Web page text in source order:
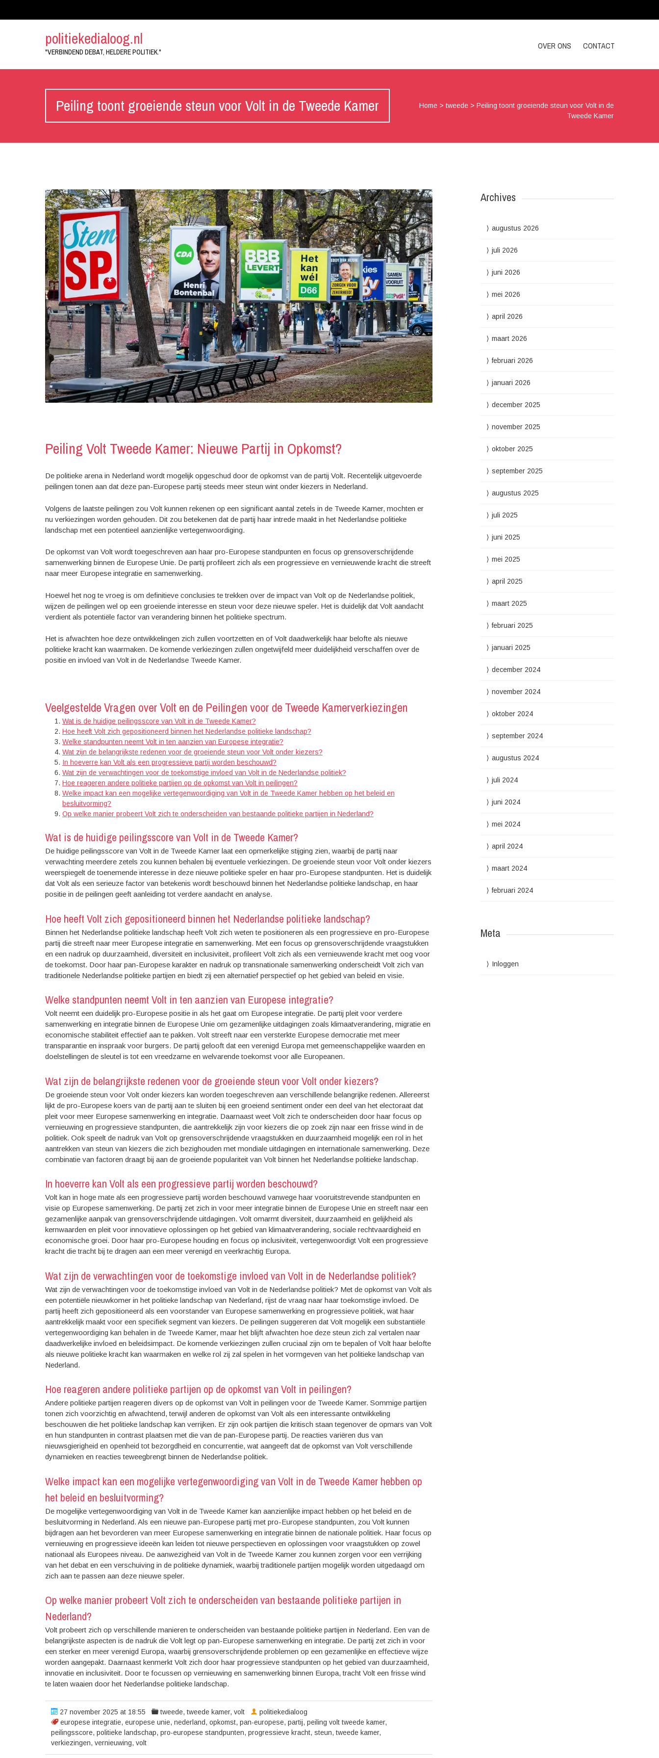
politiekedialoog.nl
"VERBINDEND DEBAT, HELDERE POLITIEK."
OVER ONS CONTACT
Peiling toont groeiende steun voor Volt in de Tweede Kamer Home >tweede >Peiling toont groeiende steun voor Volt in de
Tweede Kamer
Peiling Volt Tweede Kamer: Nieuwe Partij in Opkomst?
De politieke arena in Nederland wordt mogelijk opgeschud door de opkomst van de partij Volt. Recentelijk uitgevoerde
peilingen tonen aan dat deze pan-Europese partij steeds meer steun wint onder kiezers in Nederland.
Volgens de laatste peilingen zou Volt kunnen rekenen op een significant aantal zetels in de Tweede Kamer, mochten er
nu verkiezingen worden gehouden. Dit zou betekenen dat de partij haar intrede maakt in het Nederlandse politieke
landschap met een potentieel aanzienlijke vertegenwoordiging.
De opkomst van Volt wordt toegeschreven aan haar pro-Europese standpunten en focus op grensoverschrijdende
samenwerking binnen de Europese Unie. De partij profileert zich als een progressieve en vernieuwende kracht die streeft
naar meer Europese integratie en samenwerking.
Hoewel het nog te vroeg is om definitieve conclusies te trekken over de impact van Volt op de Nederlandse politiek,
wijzen de peilingen wel op een groeiende interesse en steun voor deze nieuwe speler. Het is duidelijk dat Volt aandacht
verdient als potentiële factor van verandering binnen het politieke spectrum.
Het is afwachten hoe deze ontwikkelingen zich zullen voortzetten en of Volt daadwerkelijk haar belofte als nieuwe
politieke kracht kan waarmaken. De komende verkiezingen zullen ongetwijfeld meer duidelijkheid verschaffen over de
positie en invloed van Volt in de Nederlandse Tweede Kamer.
Veelgestelde Vragen over Volt en de Peilingen voor de Tweede Kamerverkiezingen
Wat is de huidige peilingsscore van Volt in de Tweede Kamer?
Hoe heeft Volt zich gepositioneerd binnen het Nederlandse politieke landschap?
Welke standpunten neemt Volt in ten aanzien van Europese integratie?
Wat zijn de belangrijkste redenen voor de groeiende steun voor Volt onder kiezers?
In hoeverre kan Volt als een progressieve partij worden beschouwd?
Wat zijn de verwachtingen voor de toekomstige invloed van Volt in de Nederlandse politiek?
Hoe reageren andere politieke partijen op de opkomst van Volt in peilingen?
Welke impact kan een mogelijke vertegenwoordiging van Volt in de Tweede Kamer hebben op het beleid en
besluitvorming?
Op welke manier probeert Volt zich te onderscheiden van bestaande politieke partijen in Nederland?
Wat is de huidige peilingsscore van Volt in de Tweede Kamer?
De huidige peilingsscore van Volt in de Tweede Kamer laat een opmerkelijke stijging zien, waarbij de partij naar
verwachting meerdere zetels zou kunnen behalen bij eventuele verkiezingen. De groeiende steun voor Volt onder kiezers
weerspiegelt de toenemende interesse in deze nieuwe politieke speler en haar pro-Europese standpunten. Het is duidelijk
dat Volt als een serieuze factor van betekenis wordt beschouwd binnen het Nederlandse politieke landschap, en haar
positie in de peilingen geeft aanleiding tot verdere aandacht en analyse.
Hoe heeft Volt zich gepositioneerd binnen het Nederlandse politieke landschap?
Binnen het Nederlandse politieke landschap heeft Volt zich weten te positioneren als een progressieve en pro-Europese
partij die streeft naar meer Europese integratie en samenwerking. Met een focus op grensoverschrijdende vraagstukken
en een nadruk op duurzaamheid, diversiteit en inclusiviteit, profileert Volt zich als een vernieuwende kracht met oog voor
de toekomst. Door haar pan-Europese karakter en nadruk op transnationale samenwerking onderscheidt Volt zich van
traditionele Nederlandse politieke partijen en biedt zij een alternatief perspectief op het gebied van beleid en visie.
Welke standpunten neemt Volt in ten aanzien van Europese integratie?
Volt neemt een duidelijk pro-Europese positie in als het gaat om Europese integratie. De partij pleit voor verdere
samenwerking en integratie binnen de Europese Unie om gezamenlijke uitdagingen zoals klimaatverandering, migratie en
economische stabiliteit effectief aan te pakken. Volt streeft naar een versterkte Europese democratie met meer
transparantie en inspraak voor burgers. De partij gelooft dat een verenigd Europa met gemeenschappelijke waarden en
doelstellingen de sleutel is tot een vreedzame en welvarende toekomst voor alle Europeanen.
Wat zijn de belangrijkste redenen voor de groeiende steun voor Volt onder kiezers?
De groeiende steun voor Volt onder kiezers kan worden toegeschreven aan verschillende belangrijke redenen. Allereerst
lijkt de pro-Europese koers van de partij aan te sluiten bij een groeiend sentiment onder een deel van het electoraat dat
pleit voor meer Europese samenwerking en integratie. Daarnaast weet Volt zich te onderscheiden door haar focus op
vernieuwing en progressieve standpunten, die aantrekkelijk zijn voor kiezers die op zoek zijn naar een frisse wind in de
politiek. Ook speelt de nadruk van Volt op grensoverschrijdende vraagstukken en duurzaamheid mogelijk een rol in het
aantrekken van steun van kiezers die zich bezighouden met mondiale uitdagingen en internationale samenwerking. Deze
combinatie van factoren draagt bij aan de groeiende populariteit van Volt binnen het Nederlandse politieke landschap.
In hoeverre kan Volt als een progressieve partij worden beschouwd?
Volt kan in hoge mate als een progressieve partij worden beschouwd vanwege haar vooruitstrevende standpunten en
visie op Europese samenwerking. De partij zet zich in voor meer integratie binnen de Europese Unie en streeft naar een
gezamenlijke aanpak van grensoverschrijdende uitdagingen. Volt omarmt diversiteit, duurzaamheid en gelijkheid als
kernwaarden en pleit voor innovatieve oplossingen op het gebied van klimaatverandering, sociale rechtvaardigheid en
economische groei. Door haar pro-Europese houding en focus op inclusiviteit, vertegenwoordigt Volt een progressieve
kracht die tracht bij te dragen aan een meer verenigd en veerkrachtig Europa.
Wat zijn de verwachtingen voor de toekomstige invloed van Volt in de Nederlandse politiek?
Wat zijn de verwachtingen voor de toekomstige invloed van Volt in de Nederlandse politiek? Met de opkomst van Volt als
een potentiële nieuwkomer in het politieke landschap van Nederland, rijst de vraag naar haar toekomstige invloed. De
partij heeft zich gepositioneerd als een voorstander van Europese samenwerking en progressieve politiek, wat haar
aantrekkelijk maakt voor een specifiek segment van kiezers. De peilingen suggereren dat Volt mogelijk een substantiële
vertegenwoordiging kan behalen in de Tweede Kamer, maar het blijft afwachten hoe deze steun zich zal vertalen naar
daadwerkelijke invloed en beleidsimpact. De komende verkiezingen zullen cruciaal zijn om te bepalen of Volt haar belofte
als nieuwe politieke kracht kan waarmaken en welke rol zij zal spelen in het vormgeven van het politieke landschap van
Nederland.
Hoe reageren andere politieke partijen op de opkomst van Volt in peilingen?
Andere politieke partijen reageren divers op de opkomst van Volt in peilingen voor de Tweede Kamer. Sommige partijen
tonen zich voorzichtig en afwachtend, terwijl anderen de opkomst van Volt als een interessante ontwikkeling
beschouwen die het politieke landschap kan verrijken. Er zijn ook partijen die kritisch staan tegenover de opmars van Volt
en hun standpunten in contrast plaatsen met die van de pan-Europese partij. De reacties variëren dus van
nieuwsgierigheid en openheid tot bezorgdheid en concurrentie, wat aangeeft dat de opkomst van Volt verschillende
dynamieken en reacties teweegbrengt binnen de Nederlandse politiek.
Welke impact kan een mogelijke vertegenwoordiging van Volt in de Tweede Kamer hebben op
het beleid en besluitvorming?
De mogelijke vertegenwoordiging van Volt in de Tweede Kamer kan aanzienlijke impact hebben op het beleid en de
besluitvorming in Nederland. Als een nieuwe pan-Europese partij met pro-Europese standpunten, zou Volt kunnen
bijdragen aan het bevorderen van meer Europese samenwerking en integratie binnen de nationale politiek. Haar focus op
vernieuwing en progressieve ideeën kan leiden tot nieuwe perspectieven en oplossingen voor vraagstukken op zowel
nationaal als Europees niveau. De aanwezigheid van Volt in de Tweede Kamer zou kunnen zorgen voor een verrijking
van het debat en een verschuiving in de politieke dynamiek, waarbij traditionele partijen mogelijk worden uitgedaagd om
zich aan te passen aan deze nieuwe speler.
Op welke manier probeert Volt zich te onderscheiden van bestaande politieke partijen in
Nederland?
Volt probeert zich op verschillende manieren te onderscheiden van bestaande politieke partijen in Nederland. Een van de
belangrijkste aspecten is de nadruk die Volt legt op pan-Europese samenwerking en integratie. De partij zet zich in voor
een sterker en meer verenigd Europa, waarbij grensoverschrijdende problemen op een gezamenlijke en effectieve wijze
worden aangepakt. Daarnaast kenmerkt Volt zich door haar progressieve standpunten op het gebied van duurzaamheid,
innovatie en inclusiviteit. Door te focussen op vernieuwing en samenwerking binnen Europa, tracht Volt een frisse wind
te laten waaien door het Nederlandse politieke landschap.
27 november 2025 at 18:55 tweede, tweede kamer, volt
europese integratie, europese unie, nederland, opkomst, pan-europese, partij, peiling volt tweede kamer,
peilingsscore, politieke landschap, pro-europese standpunten, progressieve kracht, steun, tweede kamer,
verkiezingen, vernieuwing, volt
politiekedialoog
Archives
augustus 2026
juli 2026
juni 2026
mei 2026
april 2026
maart 2026
februari 2026
januari 2026
december 2025
november 2025
oktober 2025
september 2025
augustus 2025
juli 2025
juni 2025
mei 2025
april 2025
maart 2025
februari 2025
januari 2025
december 2024
november 2024
oktober 2024
september 2024
augustus 2024
juli 2024
juni 2024
mei 2024
april 2024
maart 2024
februari 2024
Meta
Inloggen